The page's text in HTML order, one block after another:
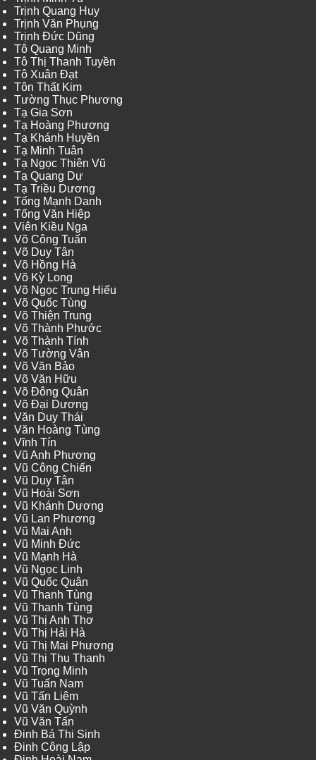
Trịnh Quang Huy
Trịnh Văn Phụng
Trịnh Đức Dũng
Tô Quang Minh
Tô Thị Thanh Tuyền
Tô Xuân Đạt
Tôn Thất Kim
Tường Thục Phương
Tạ Gia Sơn
Tạ Hoàng Phương
Tạ Khánh Huyền
Tạ Minh Tuân
Tạ Ngọc Thiên Vũ
Tạ Quang Dự
Tạ Triều Dương
Tống Mạnh Danh
Tống Văn Hiệp
Viên Kiều Nga
Võ Công Tuấn
Võ Duy Tân
Võ Hồng Hà
Võ Kỳ Long
Võ Ngọc Trung Hiếu
Võ Quốc Tùng
Võ Thiện Trung
Võ Thành Phước
Võ Thành Tính
Võ Tường Vân
Võ Văn Bảo
Võ Văn Hữu
Võ Đông Quân
Võ Đại Dương
Văn Duy Thái
Văn Hoàng Tùng
Vĩnh Tín
Vũ Anh Phương
Vũ Công Chiến
Vũ Duy Tân
Vũ Hoài Sơn
Vũ Khánh Dương
Vũ Lan Phương
Vũ Mai Anh
Vũ Minh Đức
Vũ Mạnh Hà
Vũ Ngọc Linh
Vũ Quốc Quân
Vũ Thanh Tùng
Vũ Thanh Tùng
Vũ Thị Anh Thơ
Vũ Thị Hải Hà
Vũ Thị Mai Phương
Vũ Thị Thu Thanh
Vũ Trọng Minh
Vũ Tuấn Nam
Vũ Tấn Liêm
Vũ Văn Quỳnh
Vũ Văn Tấn
Đinh Bá Thi Sinh
Đinh Công Lập